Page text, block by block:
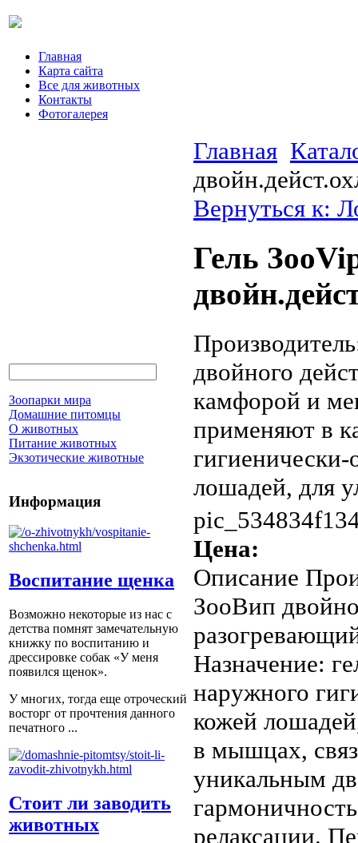
Главная
Карта сайта
Все для животных
Контакты
Фотогалерея
Зоопарки мира
Домашние питомцы
О животных
Питание животных
Экзотические животные
Информация
Воспитание щенка
Возможно некоторые из нас с
детства помнят замечательную
книжку по воспитанию и
дрессировке собак «У меня
появился щенок».
У многих, тогда еще отроческий
восторг от прочтения данного
печатного ...
Стоит ли заводить
животных
Главная
Вернуться к:
Гель
двойного
камфорой и
применяют в
гигиенически-
лошадей, для
Цена:
Описание
ЗооВип
Назначение:
наружного
кожей
в мышцах,
уникальным
релаксации.